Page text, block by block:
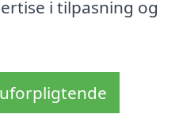
i tilpasning og